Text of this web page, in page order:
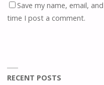
Save my name, email,
time I post a comment.
RECENT POSTS